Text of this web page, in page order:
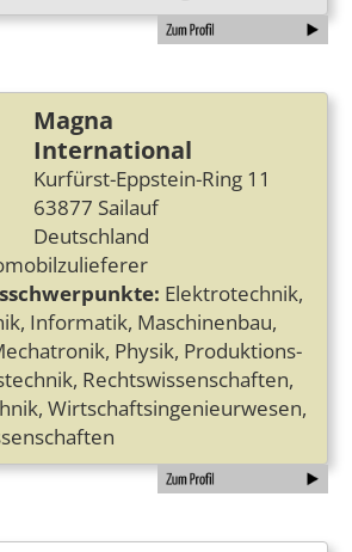
Magna
International
Kurfürst-Eppstein-Ring 11
63877 Sailauf
Deutschland
Elektrotechnik,
Informatik, Maschinenbau,
Physik, Produktions-
Rechtswissenschaften,
Wirtschaftsingenieurwesen,